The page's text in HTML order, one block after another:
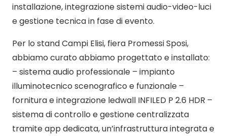
installazione, integrazione sistemi audio-video-luci
e gestione tecnica in fase di evento.
Per lo stand Campi Elisi, fiera Promessi Sposi,
abbiamo curato abbiamo progettato e installato:
– sistema audio professionale – impianto
illuminotecnico scenografico e funzionale –
fornitura e integrazione ledwall INFILED P 2.6 HDR –
sistema di controllo e gestione centralizzata
tramite app dedicata, un’infrastruttura integrata e